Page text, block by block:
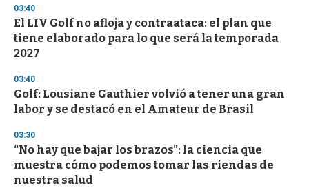
s
e
c
o
n
s
03:40
El LIV Golf no afloja y contraataca: el plan que
tiene elaborado para lo que será la temporada
2027
03:40
Golf: Lousiane Gauthier volvió a tener una gran
labor y se destacó en el Amateur de Brasil
03:30
“No hay que bajar los brazos”: la ciencia que
muestra cómo podemos tomar las riendas de
nuestra salud